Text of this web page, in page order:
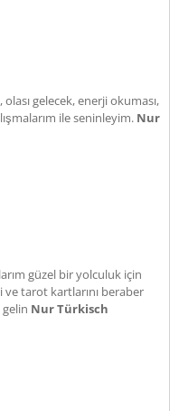
gelecek, enerji okuması,
ile seninleyim. Nur
güzel bir yolculuk için
tarot kartlarını beraber
Nur Türkisch